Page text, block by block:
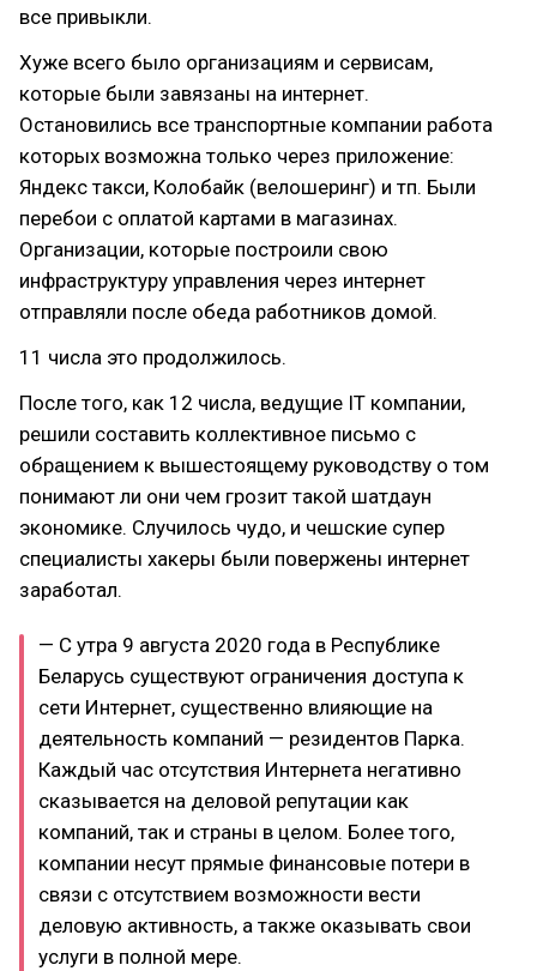
все привыкли.
Хуже всего было организациям и сервисам,
которые были завязаны на интернет.
Остановились все транспортные компании работа
которых возможна только через приложение:
Яндекс такси, Колобайк (велошеринг) и тп. Были
перебои с оплатой картами в магазинах.
Организации, которые построили свою
инфраструктуру управления через интернет
отправляли после обеда работников домой.
11 числа это продолжилось.
После того, как 12 числа, ведущие IT компании,
решили составить коллективное письмо с
обращением к вышестоящему руководству о том
понимают ли они чем грозит такой шатдаун
экономике. Случилось чудо, и чешские супер
специалисты хакеры были повержены интернет
заработал.
— С утра 9 августа 2020 года в Республике
Беларусь существуют ограничения доступа к
сети Интернет, существенно влияющие на
деятельность компаний — резидентов Парка.
Каждый час отсутствия Интернета негативно
сказывается на деловой репутации как
компаний, так и страны в целом. Более того,
компании несут прямые финансовые потери в
связи с отсутствием возможности вести
деловую активность, а также оказывать свои
услуги в полной мере.